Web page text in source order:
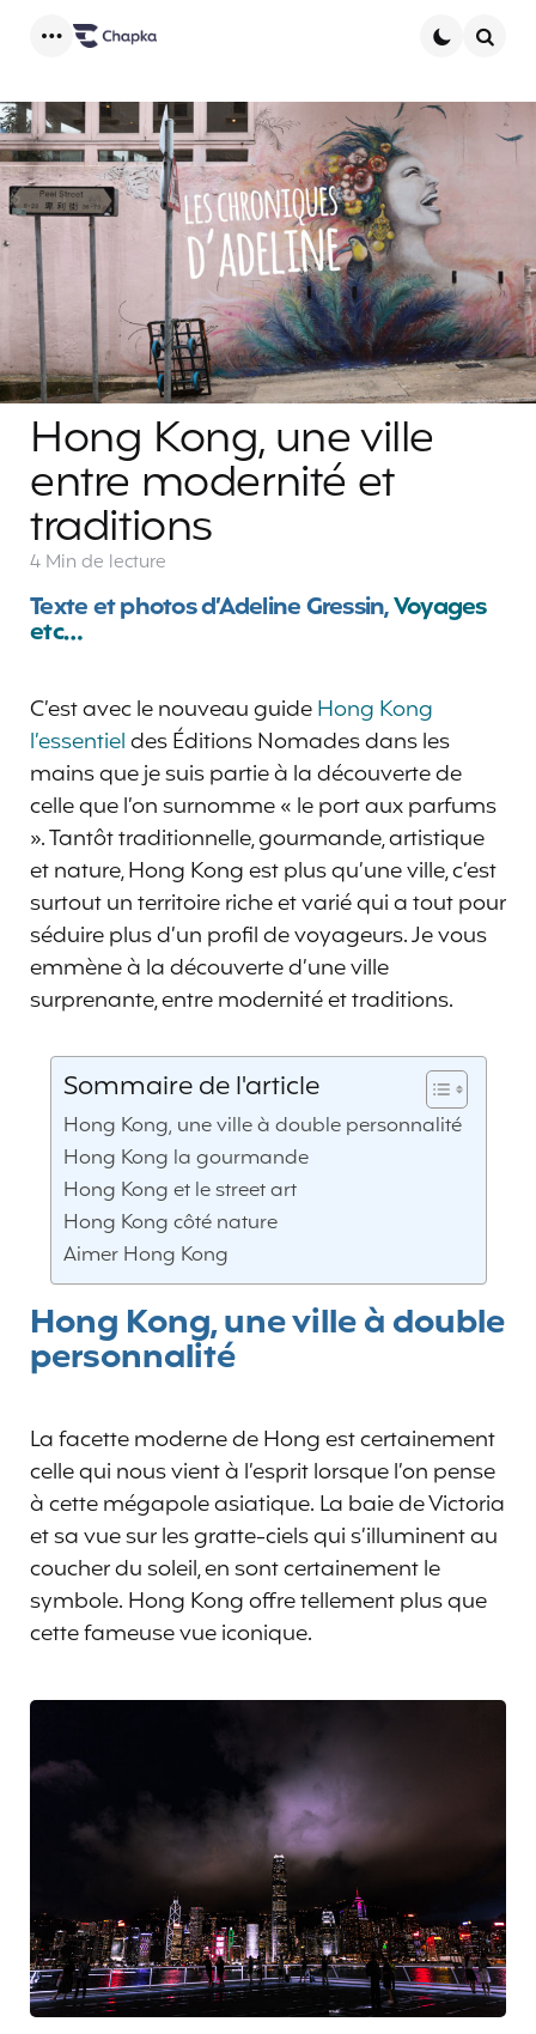
Hong Kong, une ville
entre modernité et
traditions
4 Min de lecture
Texte et photos d’Adeline Gressin,Voyages
etc…
C’est avec le nouveau guideHong Kong
l’essentieldes Éditions Nomades dans les
mains que je suis partie à la découverte de
celle que l’on surnomme « le port aux parfums
». Tantôt traditionnelle, gourmande, artistique
et nature, Hong Kong est plus qu’une ville, c’est
surtout un territoire riche et varié qui a tout pour
séduire plus d’un profil de voyageurs. Je vous
emmène à la découverte d’une ville
surprenante, entre modernité et traditions.
Sommaire de l'article
Hong Kong, une ville à double personnalité
Hong Kong la gourmande
Hong Kong et le street art
Hong Kong côté nature
Aimer Hong Kong
Hong Kong, une ville à double
personnalité
La facette moderne de Hong est certainement
celle qui nous vient à l’esprit lorsque l’on pense
à cette mégapole asiatique. La baie de Victoria
et sa vue sur les gratte-ciels qui s’illuminent au
coucher du soleil, en sont certainement le
symbole. Hong Kong offre tellement plus que
cette fameuse vue iconique.